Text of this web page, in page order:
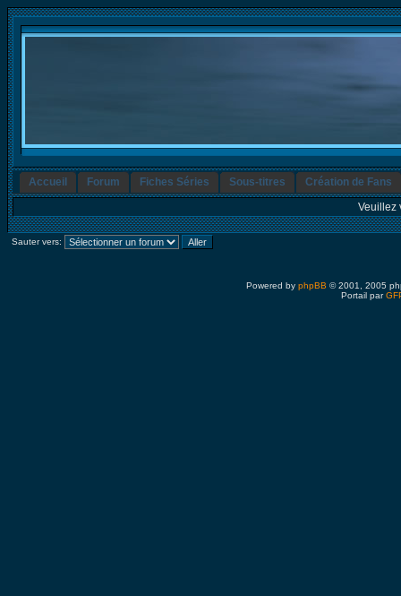
Accueil Forum Fiches Séries Sous-titres
Création de Fans
Veuillez
Sauter vers:
Powered by phpBB © 2001, 2005
Portail par